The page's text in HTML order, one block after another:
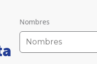
Nombres